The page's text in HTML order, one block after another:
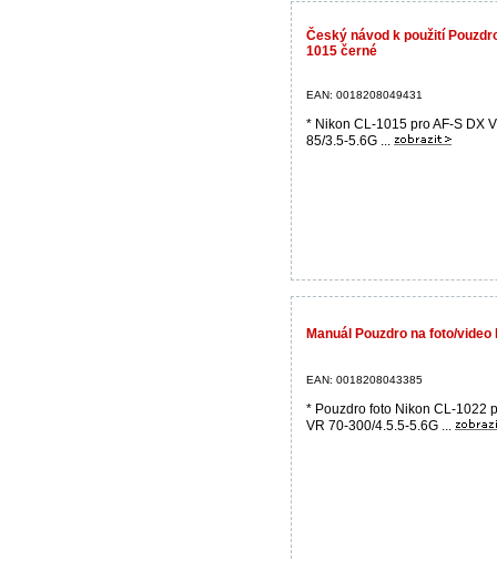
Český návod k použití
1015 černé
EAN: 0018208049431
* Nikon CL-1015 pro AF-S DX
85/3.5-5.6G ...
Manuál Pouzdro na foto/
EAN: 0018208043385
* Pouzdro foto Nikon CL-1022
VR 70-300/4.5.5-5.6G ...